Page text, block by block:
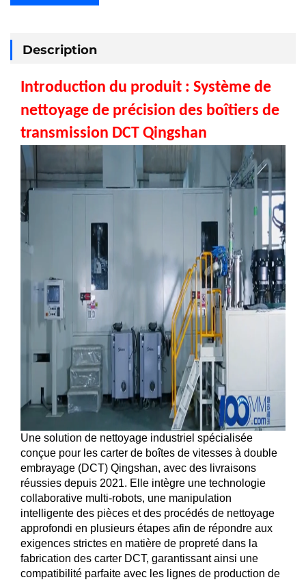
Description
Introduction du produit : Système de
nettoyage de précision des boîtiers de
transmission DCT Qingshan
Une solution de nettoyage industriel spécialisée
conçue pour les carter de boîtes de vitesses à double
embrayage (DCT) Qingshan, avec des livraisons
réussies depuis 2021. Elle intègre une technologie
collaborative multi-robots, une manipulation
intelligente des pièces et des procédés de nettoyage
approfondi en plusieurs étapes afin de répondre aux
exigences strictes en matière de propreté dans la
fabrication des carter DCT, garantissant ainsi une
compatibilité parfaite avec les lignes de production de